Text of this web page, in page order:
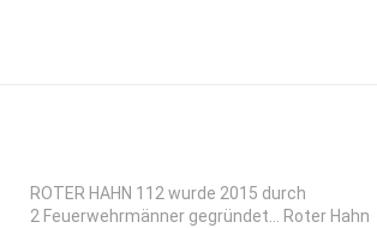
ROTER HAHN 112 wurde 2015 durch
2 Feuerwehrmänner gegründet... Roter Hahn